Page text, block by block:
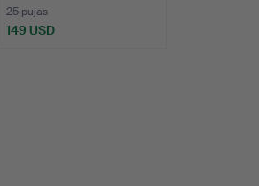
25 pujas
149 USD